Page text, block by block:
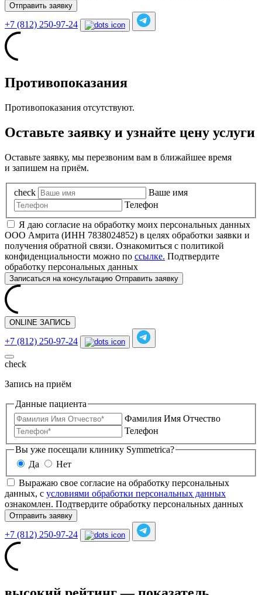
Отправить заявку
+7 (812) 250-97-24
Противопоказания
Противопоказания отсутствуют.
Оставьте заявку и узнайте цену услуги
Оставьте заявку, мы перезвоним вам в ближайшее время
и запишем на приём.
check
Ваше имя
Телефон
Я даю согласие на обработку моих персональных данных
ООО Амрита (ИНН 7838024852) в целях обработки заявки и
получения обратной связи. Ознакомиться с политикой
конфиденциальности можно по ссылке. Подтвердите
обработку персональных данных
Записаться на консультацию Отправить заявку
ONLINE ЗАПИСЬ
+7 (812) 250-97-24
check
Запись на приём
Данные пациента
Фамилия Имя Отчество
Телефон
Вы уже посещали клинику Symmetrica?
Да
Нет
Выражаю свое согласие на обработку персональных
данных, с условиями обработки персональных данных
ознакомлен. Подтвердите обработку персональных данных
Отправить заявку
+7 (812) 250-97-24